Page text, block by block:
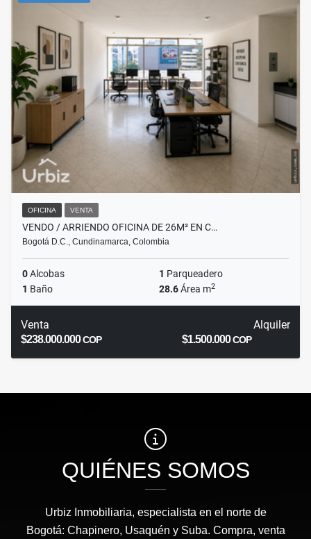
OFICINA VENTA
VENDO / ARRIENDO OFICINA DE 26M² EN C…
Bogotá D.C., Cundinamarca, Colombia
0Alcobas 1 Parqueadero
1 Baño 28.6Área m2
Venta
$238.000.000COP
Alquiler
$1.500.000COP
QUIÉNES SOMOS
Urbiz Inmobiliaria, especialista en el norte de
Bogotá: Chapinero, Usaquén y Suba. Compra, venta